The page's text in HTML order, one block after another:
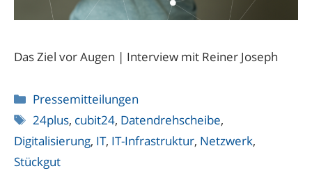
Das Ziel vor Augen | Interview mit Reiner Joseph
Kategorien
Pressemitteilungen
Schlagwörter
24plus, cubit24, Datendrehscheibe,
Digitalisierung, IT, IT-Infrastruktur, Netzwerk,
Stückgut